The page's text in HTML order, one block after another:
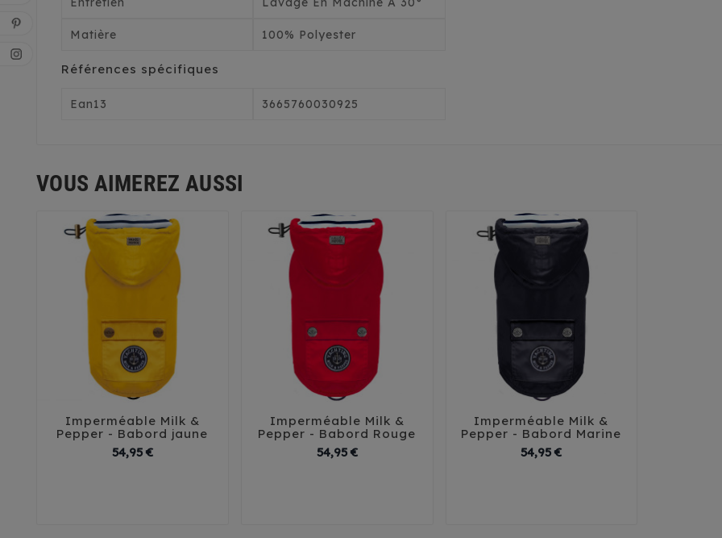
Matière 100% Polyester
Références spécifiques
Ean13 3665760030925
VOUS AIMEREZ AUSSI
  
Imperméable Milk &
Pepper - Babord jaune
54,95 €Prix
  
Imperméable Milk &
Pepper - Babord Rouge
54,95 €Prix
  
Imperméable Milk &
Pepper - Babord Marine
54,95 €Prix